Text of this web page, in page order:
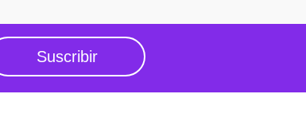
Suscribir